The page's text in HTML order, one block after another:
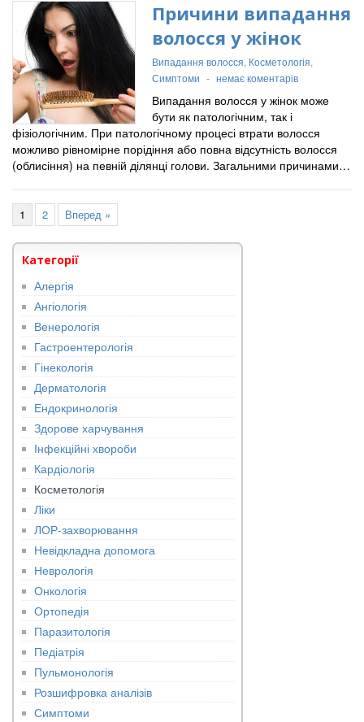
Причини випадання
волосся у жінок
Випадання волосся, Косметологія,
Симптоми - немає коментарів
Випадання волосся у жінок може
бути як патологічним, так і
фізіологічним. При патологічному процесі втрати волосся
можливо рівномірне порідіння або повна відсутність волосся
(облисіння) на певній ділянці голови. Загальними причинами…
1 2 Вперед »
Категорії
Алергія
Ангіологія
Венерологія
Гастроентерологія
Гінекологія
Дерматологія
Ендокринологія
Здорове харчування
Інфекційні хвороби
Кардіологія
Косметологія
Ліки
ЛОР-захворювання
Невідкладна допомога
Неврологія
Онкологія
Ортопедія
Паразитологія
Педіатрія
Пульмонологія
Розшифровка аналізів
Симптоми